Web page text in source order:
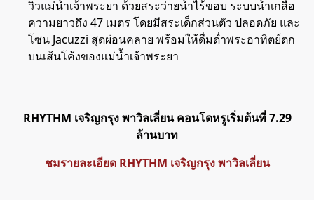
วิวแม่น้ำเจ้าพระยา ด้วยสระว่ายน้ำไร้ขอบ ระบบน้ำเกลือ
ความยาวถึง 47 เมตร โดยมีสระเด็กส่วนตัว ปลอดภัย และ
โซน Jacuzzi สุดผ่อนคลาย พร้อมให้ดื่มด่ำพระอาทิตย์ตก
บนเส้นโค้งของแม่น้ำเจ้าพระยา
RHYTHM เจริญกรุง พาวิลเลี่ยน คอนโดหรูเริ่มต้นที่ 7.29
ล้านบาท
ชมรายละเอียด RHYTHM เจริญกรุง พาวิลเลี่ยน